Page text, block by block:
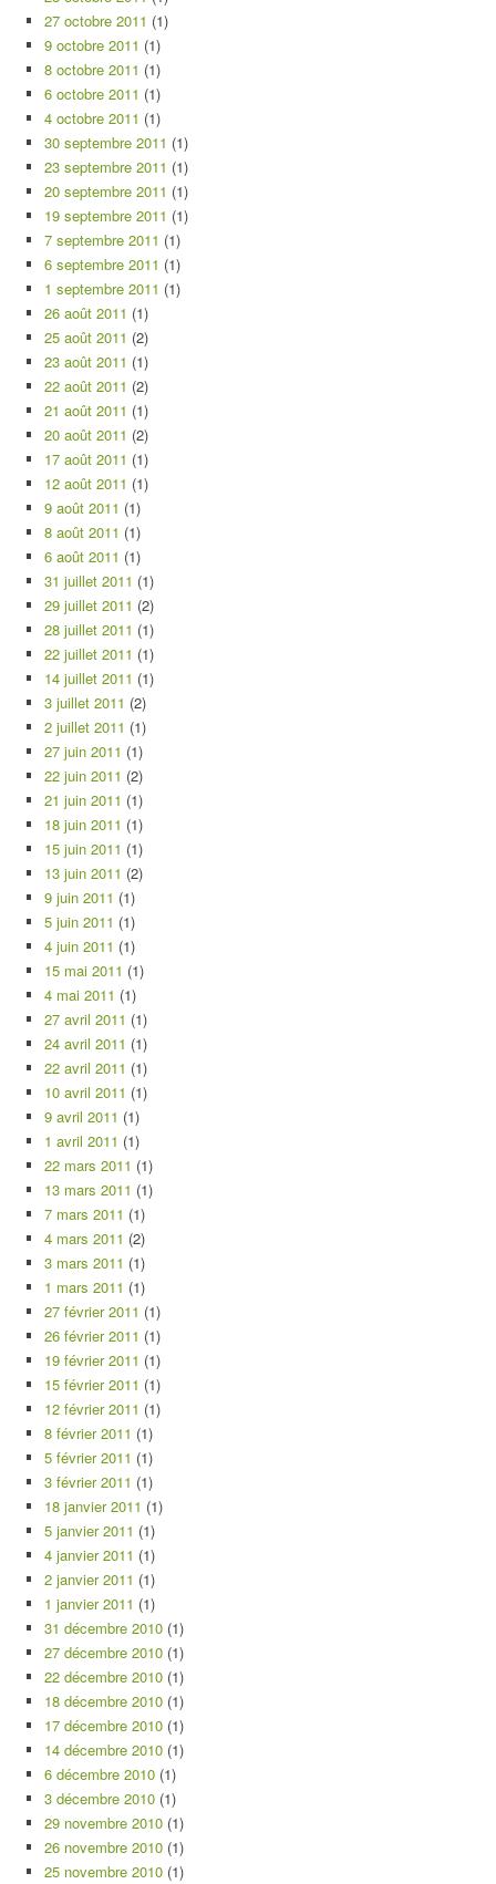
27 octobre 2011 (1)
9 octobre 2011 (1)
8 octobre 2011 (1)
6 octobre 2011 (1)
4 octobre 2011 (1)
30 septembre 2011 (1)
23 septembre 2011 (1)
20 septembre 2011 (1)
19 septembre 2011 (1)
7 septembre 2011 (1)
6 septembre 2011 (1)
1 septembre 2011 (1)
26 août 2011 (1)
25 août 2011 (2)
23 août 2011 (1)
22 août 2011 (2)
21 août 2011 (1)
20 août 2011 (2)
17 août 2011 (1)
12 août 2011 (1)
9 août 2011 (1)
8 août 2011 (1)
6 août 2011 (1)
31 juillet 2011 (1)
29 juillet 2011 (2)
28 juillet 2011 (1)
22 juillet 2011 (1)
14 juillet 2011 (1)
3 juillet 2011 (2)
2 juillet 2011 (1)
27 juin 2011 (1)
22 juin 2011 (2)
21 juin 2011 (1)
18 juin 2011 (1)
15 juin 2011 (1)
13 juin 2011 (2)
9 juin 2011 (1)
5 juin 2011 (1)
4 juin 2011 (1)
15 mai 2011 (1)
4 mai 2011 (1)
27 avril 2011 (1)
24 avril 2011 (1)
22 avril 2011 (1)
10 avril 2011 (1)
9 avril 2011 (1)
1 avril 2011 (1)
22 mars 2011 (1)
13 mars 2011 (1)
7 mars 2011 (1)
4 mars 2011 (2)
3 mars 2011 (1)
1 mars 2011 (1)
27 février 2011 (1)
26 février 2011 (1)
19 février 2011 (1)
15 février 2011 (1)
12 février 2011 (1)
8 février 2011 (1)
5 février 2011 (1)
3 février 2011 (1)
18 janvier 2011 (1)
5 janvier 2011 (1)
4 janvier 2011 (1)
2 janvier 2011 (1)
1 janvier 2011 (1)
31 décembre 2010 (1)
27 décembre 2010 (1)
22 décembre 2010 (1)
18 décembre 2010 (1)
17 décembre 2010 (1)
14 décembre 2010 (1)
6 décembre 2010 (1)
3 décembre 2010 (1)
29 novembre 2010 (1)
26 novembre 2010 (1)
25 novembre 2010 (1)